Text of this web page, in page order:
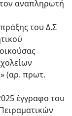
αναπληρωτή
του Δ.Σ
(αρ. πρωτ.
έγγραφο του